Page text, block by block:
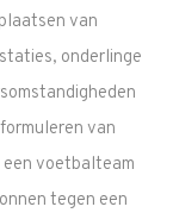
van
onderlinge
van
voetbalteam
tegen een